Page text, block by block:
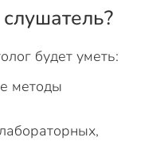
будет уметь:
методы